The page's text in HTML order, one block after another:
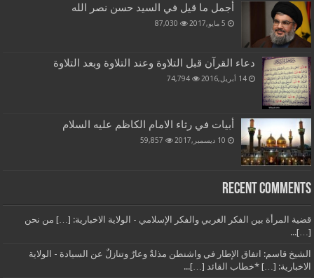
أجمل ما قيل في السيد حسن نصر الله
5 مايو,2017 87,030
دعاء القرآن قبل التلاوة وعند التلاوة وبعد التلاوة
14 أبريل,2016 74,794
أبيات في رثاء الامام الكاظم عليه السلام
10 ديسمبر,2017 59,857
Recent Comments
قضية المرأة بين الفكر الغربي والفكر الإسلامي - الولاية الاخبارية: […] من نحن
[…]...
الشيخ قاسم: اتفاق الإطار في واشنطن مذلةٌ وعارٌ وتنازلٌ عن السيادة - الولاية
الاخبارية: […] *خطاب القائد […]...